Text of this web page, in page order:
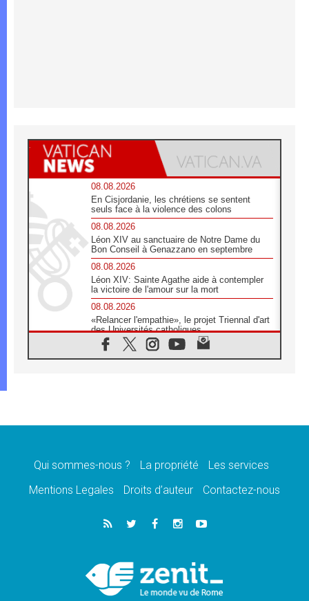
08.08.2026
En Cisjordanie, les chrétiens se sentent
seuls face à la violence des colons
08.08.2026
Léon XIV au sanctuaire de Notre Dame du
Bon Conseil à Genazzano en septembre
08.08.2026
Léon XIV: Sainte Agathe aide à contempler
la victoire de l'amour sur la mort
08.08.2026
«Relancer l'empathie», le projet Triennal d'art
des Universités catholiques
08.08.2026
Signis 2026, donner la parole aux religieuses
07.08.2026
07.08.2026
de l'Assomption et mémoire nationale
«La paix commence par l'empathie» estime
le cardinal Parolin
En Colombie, «la paix ne s'achète pas avec
une signature»
Qui sommes-nous ? La propriété
Les services
Mentions Legales
Droits d’auteur Contactez-nous